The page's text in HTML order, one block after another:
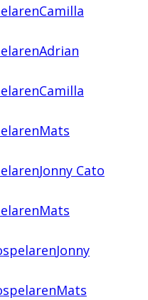
Camilla
Adrian
Camilla
Mats
Jonny Cato
Mats
Jonny
Mats